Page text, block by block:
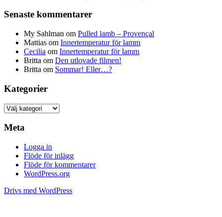
Senaste kommentarer
My Sahlman om Pulled lamb – Provençal
Mattias om Innertemperatur för lamm
Cecilia om Innertemperatur för lamm
Britta om Den utlovade filmen!
Britta om Sommar! Eller…?
Kategorier
Kategorier
Meta
Logga in
Flöde för inlägg
Flöde för kommentarer
WordPress.org
Drivs med WordPress